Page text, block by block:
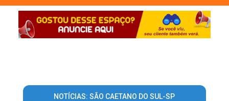
NOTÍCIAS: SÃO CAETANO DO SUL-SP